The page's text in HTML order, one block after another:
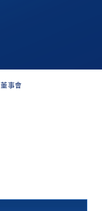
董事會